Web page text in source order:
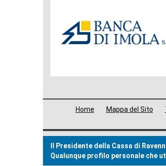
Gruppo
Menù
navigazione
footer
Home Mappa del Sito
Il Presidente della Cassa di
Qualunque profilo personale che